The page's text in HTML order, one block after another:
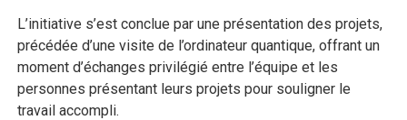
L’initiative s’est conclue par une présentation des projets,
précédée d’une visite de l’ordinateur quantique, offrant un
moment d’échanges privilégié entre l’équipe et les
personnes présentant leurs projets pour souligner le
travail accompli.